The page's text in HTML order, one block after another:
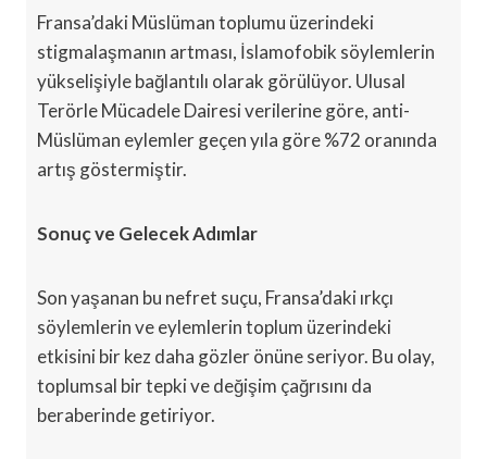
Fransa’daki Müslüman toplumu üzerindeki
stigmalaşmanın artması, İslamofobik söylemlerin
yükselişiyle bağlantılı olarak görülüyor. Ulusal
Terörle Mücadele Dairesi verilerine göre, anti-
Müslüman eylemler geçen yıla göre %72 oranında
artış göstermiştir.
Sonuç ve Gelecek Adımlar
Son yaşanan bu nefret suçu, Fransa’daki ırkçı
söylemlerin ve eylemlerin toplum üzerindeki
etkisini bir kez daha gözler önüne seriyor. Bu olay,
toplumsal bir tepki ve değişim çağrısını da
beraberinde getiriyor.